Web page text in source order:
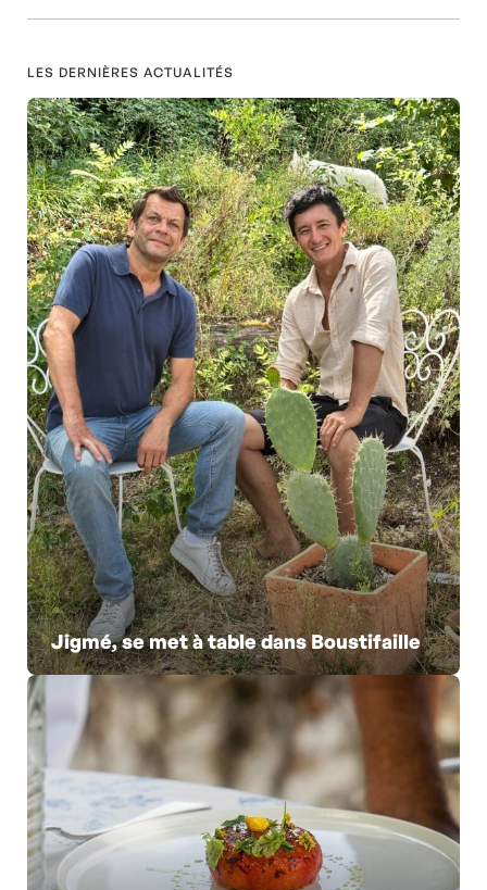
LES DERNIÈRES ACTUALITÉS
Jigmé, se met à table dans Boustifaille